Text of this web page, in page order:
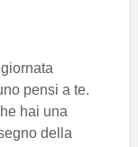
pensi a te.
hai una
della